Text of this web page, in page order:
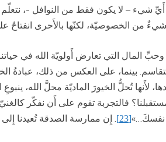
شيء – لا يكون فقط من النوافل -،
من الخصوصيّة، لكنّها بالأَحرى انفتاحٌ
وحبِّ المال التي تعارض أَولويّة الله في
بينما، على العكس من ذلك، عبادةُ
تُحلُّ الخيورَ الماديّة محلَّ الله،
فالتجربة تقوم على أَن نفكّر
نفسكَ…»[23] . إِن ممارسة الصدقة تُعيدنا إِلى